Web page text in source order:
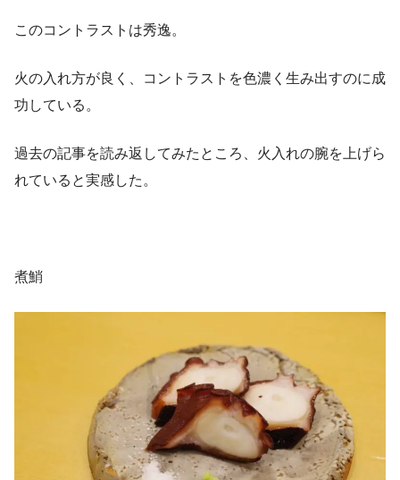
このコントラストは秀逸。
火の入れ方が良く、コントラストを色濃く生み出すのに成
功している。
過去の記事を読み返してみたところ、火入れの腕を上げら
れていると実感した。
煮鮹